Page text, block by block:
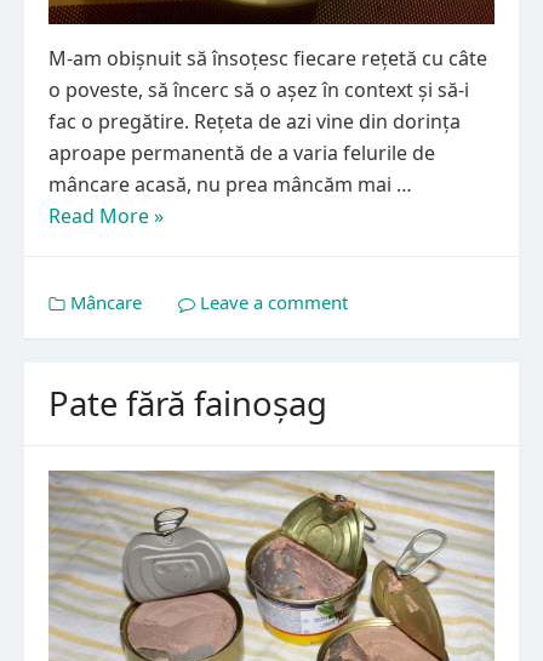
M-am obișnuit să însoțesc fiecare rețetă cu câte
o poveste, să încerc să o așez în context și să-i
fac o pregătire. Rețeta de azi vine din dorința
aproape permanentă de a varia felurile de
mâncare acasă, nu prea mâncăm mai …
Read More »
Mâncare Leave a comment
Pate fără fainoșag